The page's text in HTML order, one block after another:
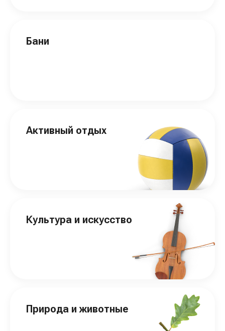
Бани
Активный отдых
Культура и искусство
Природа и животные